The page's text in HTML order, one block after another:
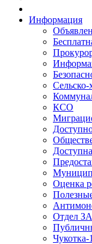
Информация
Сельско-
КСО
Оценка
Отдел
Чукотка-